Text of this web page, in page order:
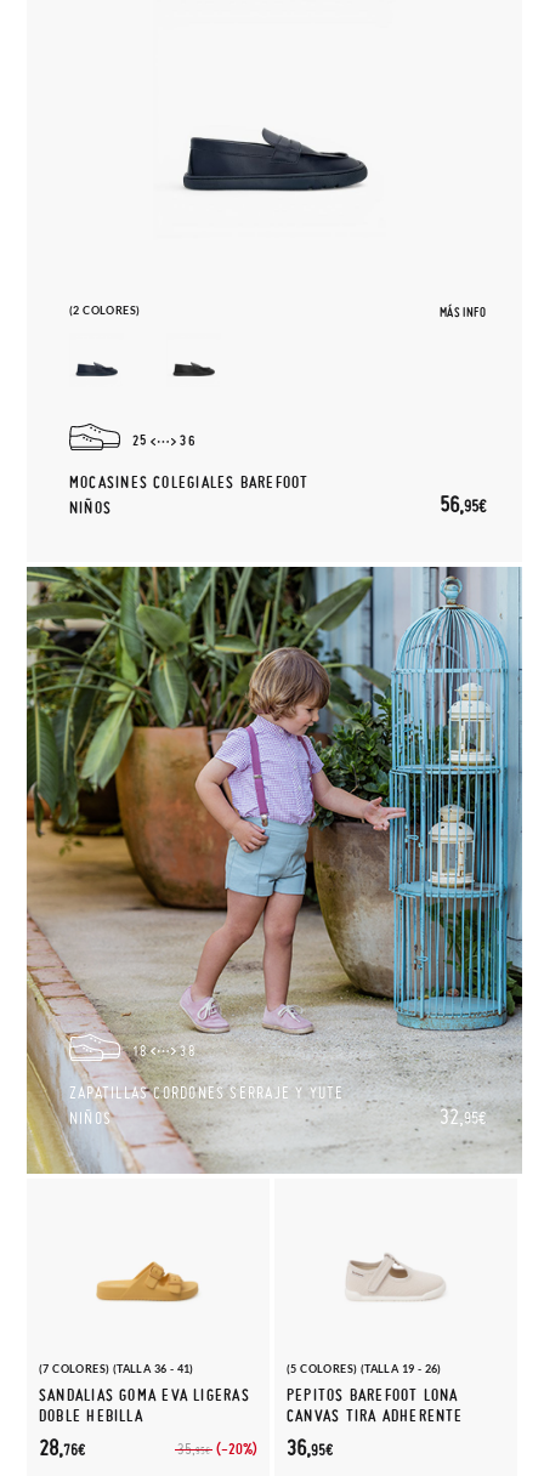
(2 COLORES) MÁS INFO
25 36
MOCASINES COLEGIALES BAREFOOT
NIÑOS
56,95€
18 38
ZAPATILLAS CORDONES SERRAJE Y YUTE
NIÑOS
32,95€
(7 COLORES) (TALLA 36 - 41)
SANDALIAS GOMA EVA LIGERAS
DOBLE HEBILLA
35,95€ (-20%)
28,76€
(5 COLORES) (TALLA 19 - 26)
PEPITOS BAREFOOT LONA
CANVAS TIRA ADHERENTE
36,95€